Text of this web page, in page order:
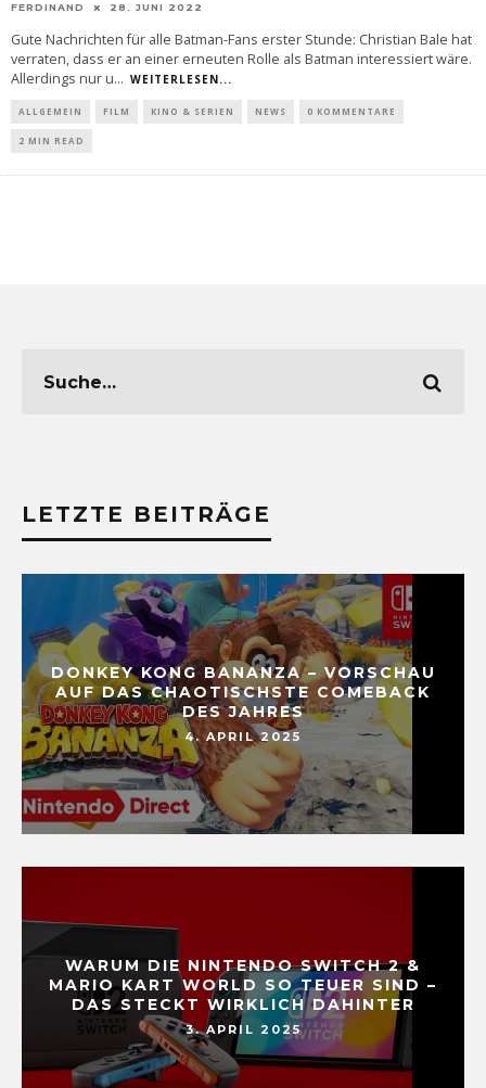
FERDINAND 28. JUNI 2022
Gute Nachrichten für alle Batman-Fans erster Stunde: Christian Bale hat
verraten, dass er an einer erneuten Rolle als Batman interessiert wäre.
Allerdings nur u... WEITERLESEN...
ALLGEMEIN FILM KINO & SERIEN NEWS 0 KOMMENTARE
2 MIN READ
LETZTE BEITRÄGE
DONKEY KONG BANANZA – VORSCHAU
AUF DAS CHAOTISCHSTE COMEBACK
DES JAHRES
4. APRIL 2025
WARUM DIE NINTENDO SWITCH 2 &
MARIO KART WORLD SO TEUER SIND –
DAS STECKT WIRKLICH DAHINTER
3. APRIL 2025